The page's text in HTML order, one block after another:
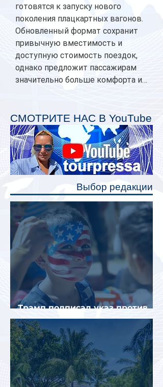
готовятся к запуску нового
поколения плацкартных вагонов.
Обновленный формат сохранит
привычную вместимость и
доступную стоимость поездок,
однако предложит пассажирам
значительно больше комфорта и
планируется начать в 2027 году.
Одним из главных нововведений
станут индивидуальные шторки у
каждого спального места. Они
позволят пассажирам закрыть свою
полку во время сна или отдыха,
СМОТРИТЕ НАС В YouTube
Выбор редакции
Трамп подписал указ против
«родильного туризма» в США